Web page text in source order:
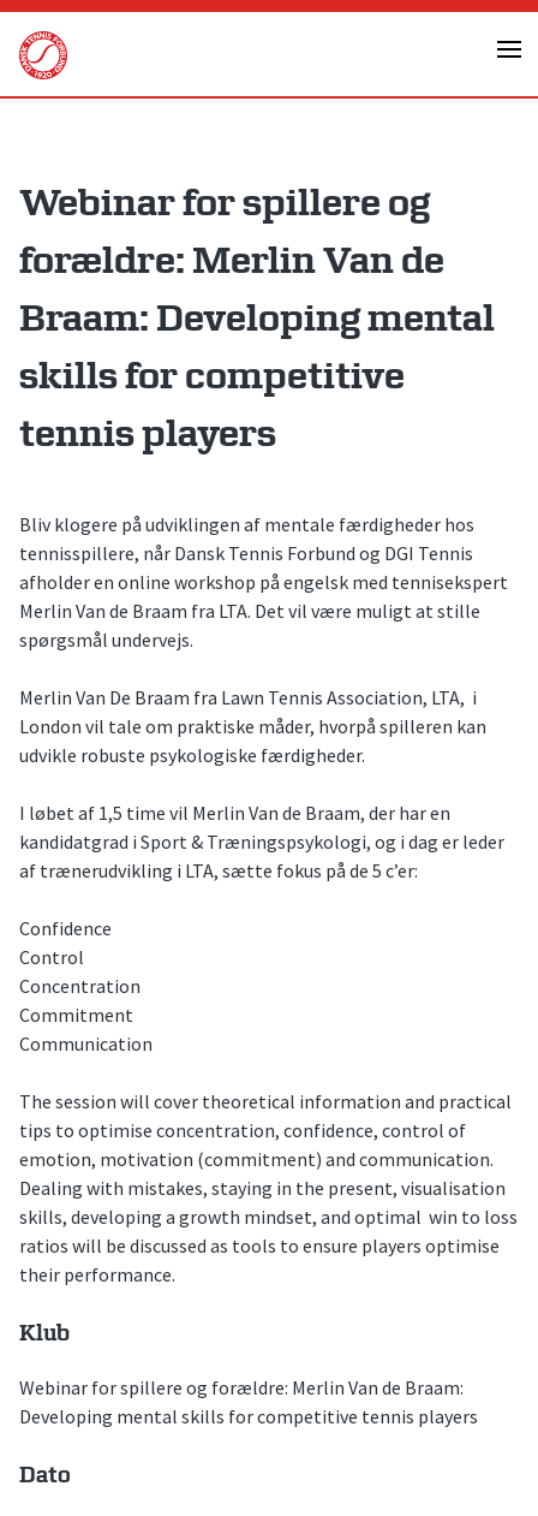
Skip
content
Webinar for spillere og
forældre: Merlin Van de
Braam: Developing mental
skills for competitive
tennis players
Bliv klogere på udviklingen af mentale færdigheder hos
tennisspillere, når Dansk Tennis Forbund og DGI Tennis
afholder en online workshop på engelsk med tennisekspert
Merlin Van de Braam fra LTA. Det vil være muligt at stille
spørgsmål undervejs.
Merlin Van De Braam fra Lawn Tennis Association, LTA, i
London vil tale om praktiske måder, hvorpå spilleren kan
udvikle robuste psykologiske færdigheder.
I løbet af 1,5 time vil Merlin Van de Braam, der har en
kandidatgrad i Sport & Træningspsykologi, og i dag er leder
af trænerudvikling i LTA, sætte fokus på de 5 c’er:
Confidence
Control
Concentration
Commitment
Communication
The session will cover theoretical information and practical
tips to optimise concentration, confidence, control of
emotion, motivation (commitment) and communication.
Dealing with mistakes, staying in the present, visualisation
skills, developing a growth mindset, and optimal win to loss
ratios will be discussed as tools to ensure players optimise
their performance.
Klub
Webinar for spillere og forældre: Merlin Van de Braam:
Developing mental skills for competitive tennis players
Dato